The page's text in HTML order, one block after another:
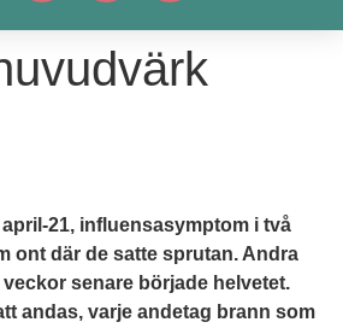
21, influensasymptom i två
ont där de satte sprutan. Andra
senare började helvetet.
andas, varje andetag brann som